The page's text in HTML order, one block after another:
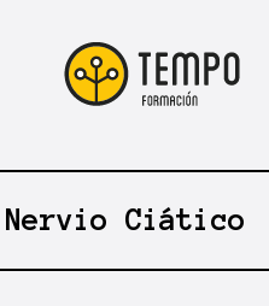
Nervio Ciático